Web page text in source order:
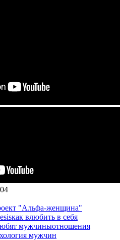
"Альфа-женщина"
как влюбить в себя
мужчиныотношения
мужчин